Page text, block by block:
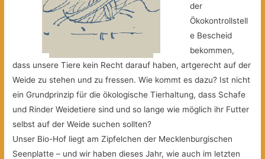
der
Ökokontrollstell
e Bescheid
bekommen,
dass unsere Tiere kein Recht darauf haben, artgerecht auf der
Weide zu stehen und zu fressen. Wie kommt es dazu? Ist nicht
ein Grundprinzip für die ökologische Tierhaltung, dass Schafe
und Rinder Weidetiere sind und so lange wie möglich ihr Futter
selbst auf der Weide suchen sollten?
Unser Bio-Hof liegt am Zipfelchen der Mecklenburgischen
Seenplatte – und wir haben dieses Jahr, wie auch im letzten